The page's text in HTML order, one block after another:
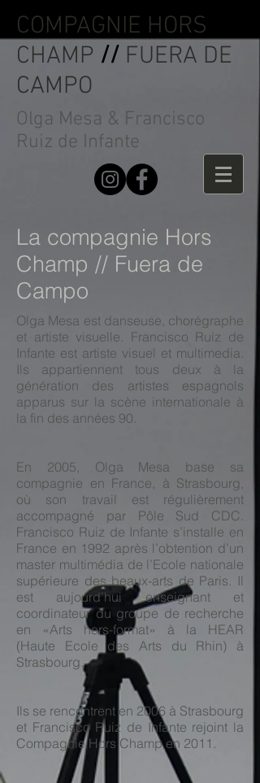
COMPAGNIE HORS
CHAMP // FUERA DE
CAMPO
Olga Mesa & Francisco
Ruiz de Infante
La compagnie Hors
Champ // Fuera de
Campo
Olga Mesa est danseuse, chorégraphe
et artiste visuelle. Francisco Ruiz de
Infante est artiste visuel et multimedia.
Ils appartiennent tous deux à la
génération des artistes espagnols
apparus sur la scène internationale à
la fin des années 90.
En 2005, Olga Mesa base sa
compagnie en France, à Strasbourg,
où son travail est régulièrement
accompagné par Pôle Sud CDC.
Francisco Ruiz de Infante s’installe en
France en 1992 après l’obtention d’un
master multimédia de l’Ecole nationale
supérieure des beaux-arts de Paris. Il
est aujourd’hui enseignant et
coordinateur du groupe de recherche
en «Arts hors-format» à la HEAR
(Haute Ecole des Arts du Rhin) à
Strasbourg.
Ils se rencontrent en 2006 à Strasbourg
et Francisco Ruiz de Infante rejoint la
Compagnie Hors Champ en 2011.